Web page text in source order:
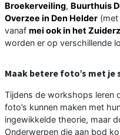
Broekerveiling, Buurthuis
Overzee in Den Helder
vanaf mei ook in het
worden er op verschillende
Maak betere foto’s met je
Tijdens de workshops leren
foto’s kunnen maken met
ingewikkelde theorie, maar
Onderwerpen die aan bod